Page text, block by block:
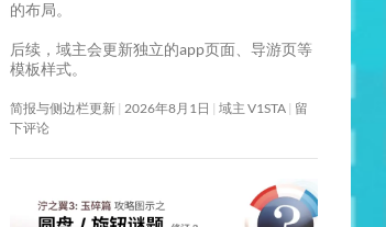
的布局。
后续，域主会更新独立的app页面、导游页等
模板样式。
简报与侧边栏更新 2026年8月1日 域主 V1STA 留
下评论